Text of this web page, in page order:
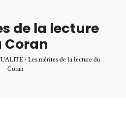
de la lecture
Coran
/ Les mérites de la lecture du
Coran